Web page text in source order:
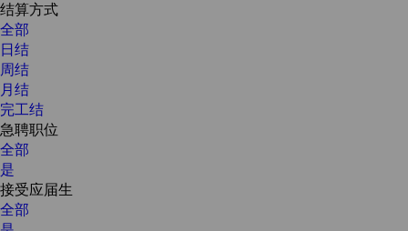
结算方式
全部
日结
周结
月结
完工结
急聘职位
全部
是
接受应届生
全部